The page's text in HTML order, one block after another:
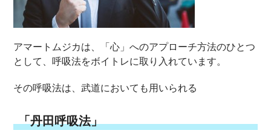
アマートムジカは、「心」へのアプローチ方法のひとつ
として、呼吸法をボイトレに取り入れています。
その呼吸法は、武道においても用いられる
「丹田呼吸法」